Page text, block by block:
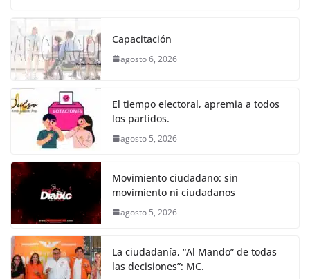
k
c
e
b
o
o
k
itt
er s
A
p
e
n
er
Capacitación
agosto 6, 2026
El tiempo electoral, apremia a todos
los partidos.
agosto 5, 2026
Movimiento ciudadano: sin
movimiento ni ciudadanos
agosto 5, 2026
La ciudadanía, “Al Mando” de todas
las decisiones”: MC.